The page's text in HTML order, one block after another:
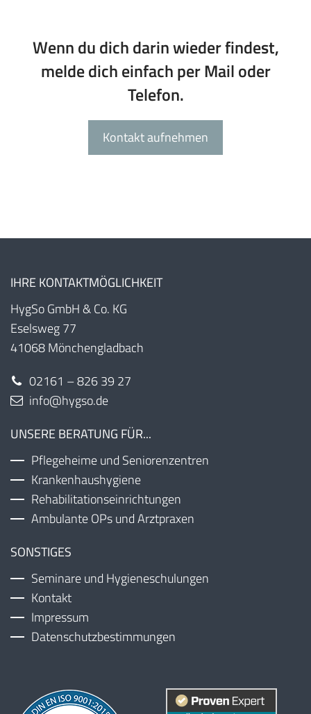
Wenn du dich darin wieder findest,
melde dich einfach per Mail oder
Telefon.
Kontakt aufnehmen
IHRE KONTAKTMÖGLICHKEIT
HygSo GmbH & Co. KG
Eselsweg 77
41068 Mönchengladbach
02161 – 826 39 27
info@hygso.de
UNSERE BERATUNG FÜR...
Pflegeheime und Seniorenzentren
Krankenhaushygiene
Rehabilitationseinrichtungen
Ambulante OPs und Arztpraxen
SONSTIGES
Seminare und Hygieneschulungen
Kontakt
Impressum
Datenschutzbestimmungen